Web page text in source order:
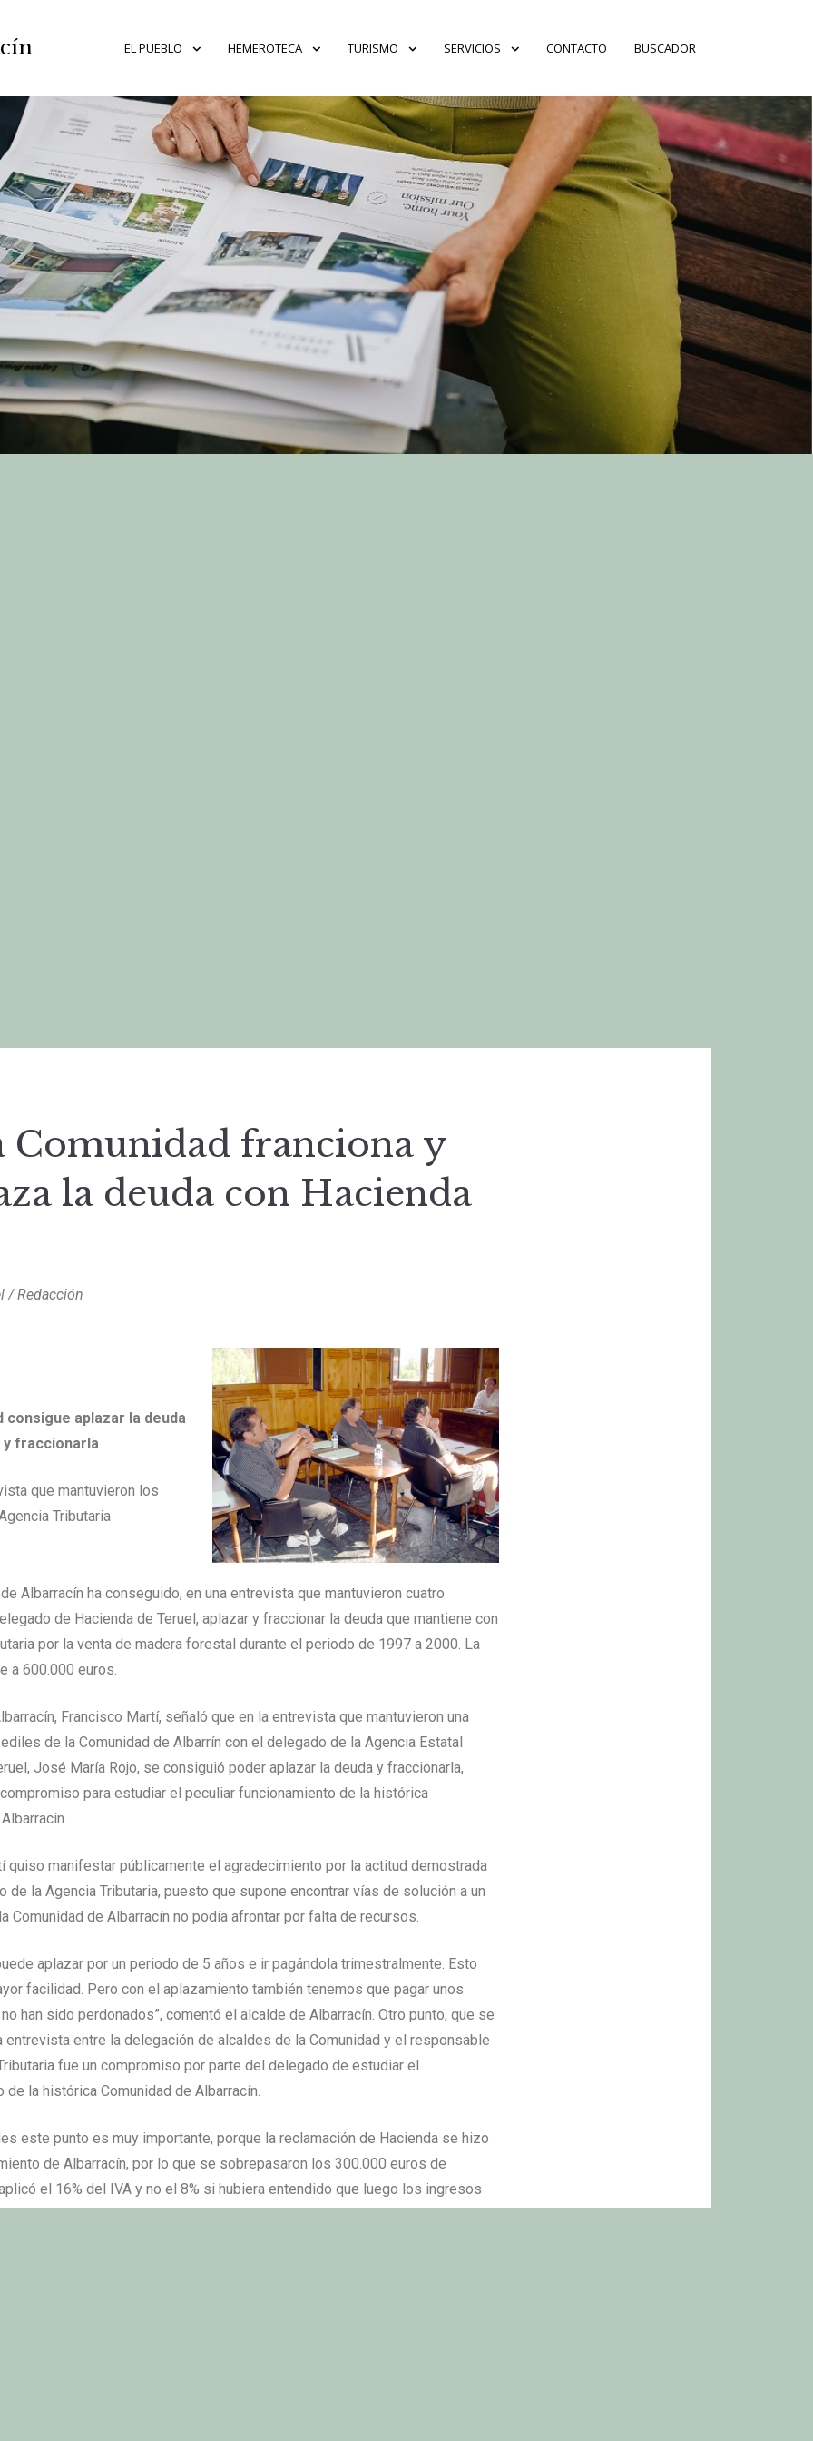
EL PUEBLO HEMEROTECA TURISMO SERVICIOS CONTACTO BUSCADOR
Comunidad franciona y
la deuda con Hacienda
/ Redacción
consigue aplazar la deuda
y fraccionarla
que mantuvieron los
Tributaria
Albarracín ha conseguido, en una entrevista que mantuvieron cuatro
de Hacienda de Teruel, aplazar y fraccionar la deuda que mantiene con
por la venta de madera forestal durante el periodo de 1997 a 2000. La
a 600.000 euros.
Francisco Martí, señaló que en la entrevista que mantuvieron una
de la Comunidad de Albarrín con el delegado de la Agencia Estatal
José María Rojo, se consiguió poder aplazar la deuda y fraccionarla,
para estudiar el peculiar funcionamiento de la histórica
quiso manifestar públicamente el agradecimiento por la actitud demostrada
de la Agencia Tributaria, puesto que supone encontrar vías de solución a un
Comunidad de Albarracín no podía afrontar por falta de recursos.
aplazar por un periodo de 5 años e ir pagándola trimestralmente. Esto
facilidad. Pero con el aplazamiento también tenemos que pagar unos
han sido perdonados”, comentó el alcalde de Albarracín. Otro punto, que se
entrevista entre la delegación de alcaldes de la Comunidad y el responsable
fue un compromiso por parte del delegado de estudiar el
de la histórica Comunidad de Albarracín.
este punto es muy importante, porque la reclamación de Hacienda se hizo
de Albarracín, por lo que se sobrepasaron los 300.000 euros de
el 16% del IVA y no el 8% si hubiera entendido que luego los ingresos